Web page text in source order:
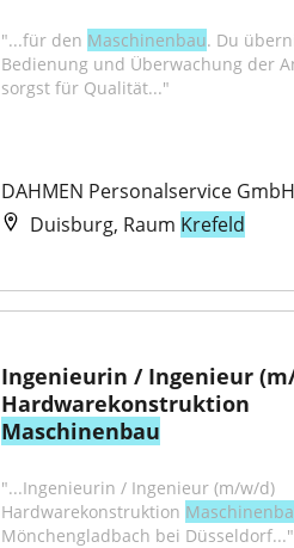
"...für den Maschinenbau. Du
Bedienung und Überwachung der
sorgst für Qualität..."
DAHMEN Personalservice GmbH
Duisburg, Raum Krefeld
Ingenieurin / Ingenieur
Maschinenbau
"...Ingenieurin / Ingenieur (m/w/d)
Hardwarekonstruktion
Mönchengladbach bei Düsseldorf..."